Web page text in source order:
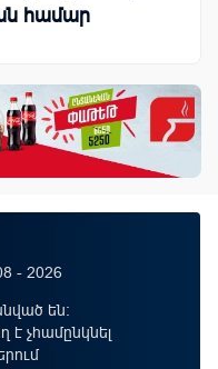
համար
- 2026
են:
է չհամընկնել